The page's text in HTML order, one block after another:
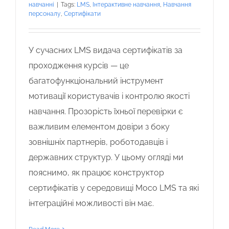
навчанні | Tags: LMS Інтерактивне навчання Навчання
персоналу Сертифікати
У сучасних LMS видача сертифікатів за
проходження курсів — це
багатофункціональний інструмент
мотивації користувачів і контролю якості
навчання. Прозорість їхньої перевірки є
важливим елементом довіри з боку
зовнішніх партнерів, роботодавців і
державних структур. У цьому огляді ми
пояснимо, як працює конструктор
сертифікатів у середовищі Moco LMS та які
інтеграційні можливості він має.